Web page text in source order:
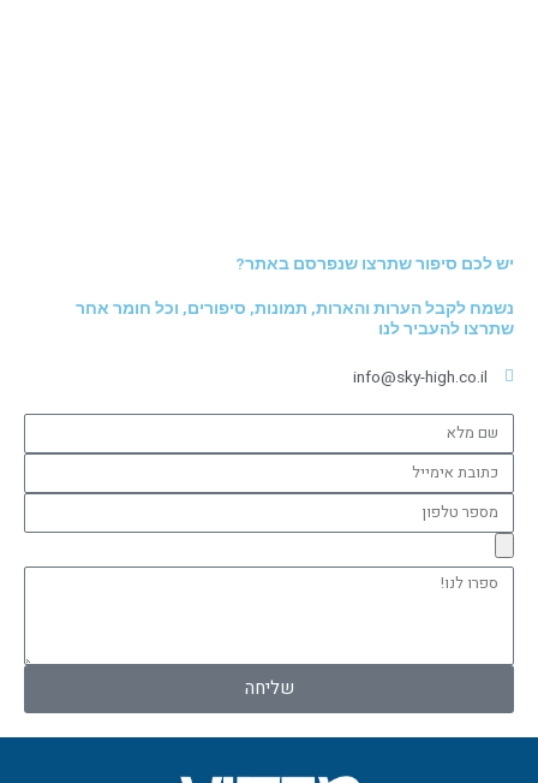
יש לכם סיפור שתרצו שנפרסם באתר?
נשמח לקבל הערות והארות, תמונות, סיפורים, וכל חומר אחר
שתרצו להעביר לנו
info@sky-high.co.il
שם
מלא
כתובת
אימייל
מספר
טלפון
ספרו
שליחה